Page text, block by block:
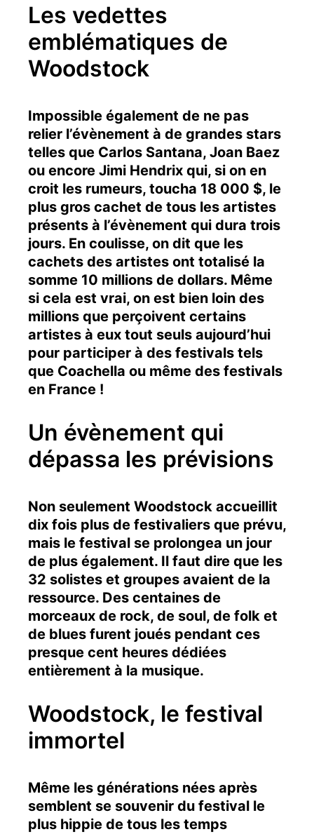
Les vedettes
emblématiques de
Woodstock
Impossible également de ne pas
relier l’évènement à de grandes stars
telles que Carlos Santana, Joan Baez
ou encore Jimi Hendrix qui, si on en
croit les rumeurs, toucha 18 000 $, le
plus gros cachet de tous les artistes
présents à l’évènement qui dura trois
jours. En coulisse, on dit que les
cachets des artistes ont totalisé la
somme 10 millions de dollars. Même
si cela est vrai, on est bien loin des
millions que perçoivent certains
artistes à eux tout seuls aujourd’hui
pour participer à des festivals tels
que Coachella ou même des festivals
en France !
Un évènement qui
dépassa les prévisions
Non seulement Woodstock accueillit
dix fois plus de festivaliers que prévu,
mais le festival se prolongea un jour
de plus également. Il faut dire que les
32 solistes et groupes avaient de la
ressource. Des centaines de
morceaux de rock, de soul, de folk et
de blues furent joués pendant ces
presque cent heures dédiées
entièrement à la musique.
Woodstock, le festival
immortel
Même les générations nées après
semblent se souvenir du festival le
plus hippie de tous les temps